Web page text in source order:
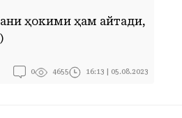
ҳокими ҳам айтади,
0 4655 16:13 | 05.08.2023